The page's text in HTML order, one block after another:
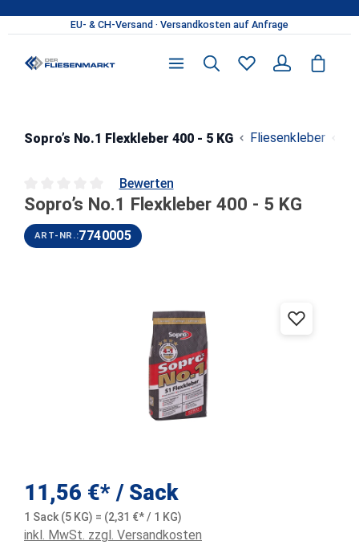
Zum Hauptinhalt springen
Fliesenkleber
Sopro’s No.1 Flexkleber 400 - 5 KG
Durchschnittliche Bewertung von 0 von 5 Sternen
Bewerten
Sopro’s No.1 Flexkleber 400 - 5 KG
ART-NR.:7740005
11,56 €* / Sack
1 Sack (5 KG) = (2,31 €* / 1 KG)
inkl. MwSt. zzgl. Versandkosten